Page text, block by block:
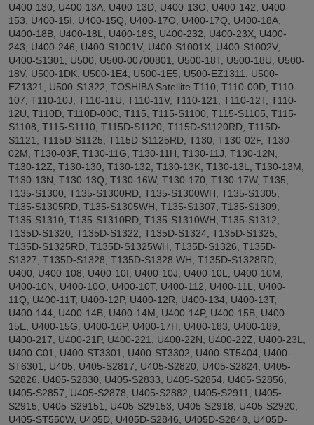
U400-130, U400-13A, U400-13D, U400-13O, U400-142, U400-
153, U400-15I, U400-15Q, U400-17O, U400-17Q, U400-18A,
U400-18B, U400-18L, U400-18S, U400-232, U400-23X, U400-
243, U400-246, U400-S1001V, U400-S1001X, U400-S1002V,
U400-S1301, U500, U500-00700801, U500-18T, U500-18U, U500-
18V, U500-1DK, U500-1E4, U500-1E5, U500-EZ1311, U500-
EZ1321, U500-S1322, TOSHIBA Satellite T110, T110-00D, T110-
107, T110-10J, T110-11U, T110-11V, T110-121, T110-12T, T110-
12U, T110D, T110D-00C, T115, T115-S1100, T115-S1105, T115-
S1108, T115-S1110, T115D-S1120, T115D-S1120RD, T115D-
S1121, T115D-S1125, T115D-S1125RD, T130, T130-02F, T130-
02M, T130-03F, T130-11G, T130-11H, T130-11J, T130-12N,
T130-12Z, T130-130, T130-132, T130-13K, T130-13L, T130-13M,
T130-13N, T130-13Q, T130-16W, T130-170, T130-17W, T135,
T135-S1300, T135-S1300RD, T135-S1300WH, T135-S1305,
T135-S1305RD, T135-S1305WH, T135-S1307, T135-S1309,
T135-S1310, T135-S1310RD, T135-S1310WH, T135-S1312,
T135D-S1320, T135D-S1322, T135D-S1324, T135D-S1325,
T135D-S1325RD, T135D-S1325WH, T135D-S1326, T135D-
S1327, T135D-S1328, T135D-S1328 WH, T135D-S1328RD,
U400, U400-108, U400-10I, U400-10J, U400-10L, U400-10M,
U400-10N, U400-10O, U400-10T, U400-112, U400-11L, U400-
11Q, U400-11T, U400-12P, U400-12R, U400-134, U400-13T,
U400-144, U400-14B, U400-14M, U400-14P, U400-15B, U400-
15E, U400-15G, U400-16P, U400-17H, U400-183, U400-189,
U400-217, U400-21P, U400-221, U400-22N, U400-22Z, U400-23L,
U400-C01, U400-ST3301, U400-ST3302, U400-ST5404, U400-
ST6301, U405, U405-S2817, U405-S2820, U405-S2824, U405-
S2826, U405-S2830, U405-S2833, U405-S2854, U405-S2856,
U405-S2857, U405-S2878, U405-S2882, U405-S2911, U405-
S2915, U405-S29151, U405-S29153, U405-S2918, U405-S2920,
U405-ST550W, U405D, U405D-S2846, U405D-S2848, U405D-